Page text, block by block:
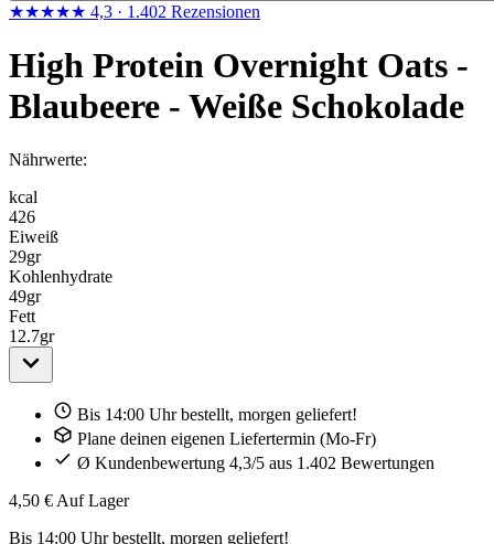
★★★★★ 4,3 · 1.402 Rezensionen
High Protein Overnight Oats -
Blaubeere - Weiße Schokolade
Nährwerte:
kcal
426
Eiweiß
29gr
Kohlenhydrate
49gr
Fett
12.7gr
Bis 14:00 Uhr bestellt, morgen geliefert!
Plane deinen eigenen Liefertermin (Mo-Fr)
Ø Kundenbewertung 4,3/5 aus 1.402 Bewertungen
4,50 € Auf Lager
Bis 14:00 Uhr bestellt, morgen geliefert!